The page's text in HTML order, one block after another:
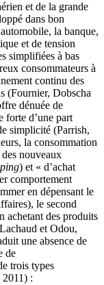
et de la grande
dans bon
la banque,
et de tension
simplifiées à bas
consommateurs à
continu des
(Fournier, Dobscha
dénuée de
forte d’une part
simplicité (Parrish,
la consommation
nouveaux
) et « d’achat
comportement
en dépensant le
le second
achetant des produits
et Odou,
une absence de
de
trois types
: